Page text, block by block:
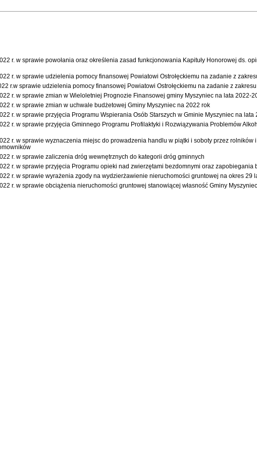
r. w sprawie powołania oraz określenia zasad funkcjonowania Kapituły Honorowej ds.
r. w sprawie udzielenia pomocy finansowej Powiatowi Ostrołęckiemu na zadanie z
r.w sprawie udzielenia pomocy finansowej Powiatowi Ostrołęckiemu na zadanie z
r. w sprawie zmian w Wieloletniej Prognozie Finansowej gminy Myszyniec na lata 2022-
r. w sprawie zmian w uchwale budżetowej Gminy Myszyniec na 2022 rok
r. w sprawie przyjęcia Programu Wspierania Osób Starszych w Gminie Myszyniec na lata
r. w sprawie przyjęcia Gminnego Programu Profilaktyki i Rozwiązywania Problemów
r. w sprawie wyznaczenia miejsc do prowadzenia handlu w piątki i soboty przez
r. w sprawie zaliczenia dróg wewnętrznych do kategorii dróg gminnych
r. w sprawie przyjęcia Programu opieki nad zwierzętami bezdomnymi oraz
r. w sprawie wyrażenia zgody na wydzierżawienie nieruchomości gruntowej na okres 29
r. w sprawie obciążenia nieruchomości gruntowej stanowiącej własność Gminy